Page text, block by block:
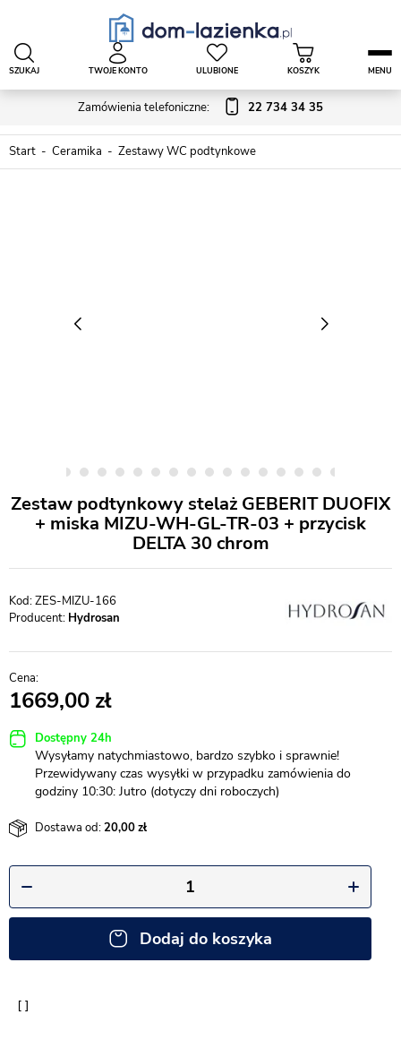
Zamówienia telefoniczne: 22 734 34 35
SZUKAJ TWOJE KONTO ULUBIONE KOSZYK MENU
Start Ceramika Zestawy WC podtynkowe
Zestaw podtynkowy stelaż GEBERIT DUOFIX
+ miska MIZU-WH-GL-TR-03 + przycisk
DELTA 30 chrom
ZES-MIZU-166
Producent: Hydrosan
1669,00
Dostępny 24h
Wysyłamy natychmiastowo, bardzo szybko i sprawnie!
Przewidywany czas wysyłki w przypadku zamówienia do
godziny 10:30: Jutro (dotyczy dni roboczych)
Dostawa od:20,00
Dodaj do koszyka